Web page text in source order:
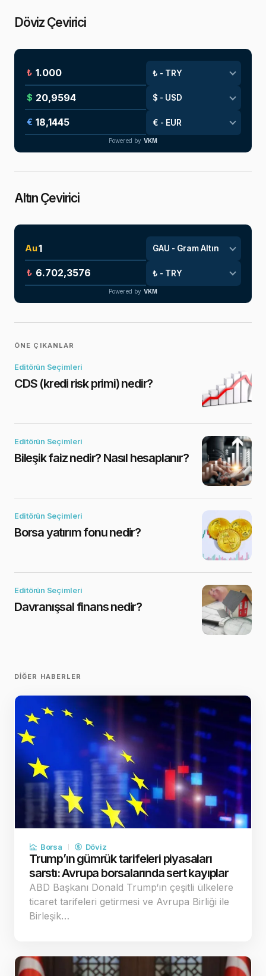
Döviz Çevirici
₺
$
€
Powered by VKM
Altın Çevirici
Au
₺
Powered by VKM
ÖNE ÇIKANLAR
Editörün Seçimleri
CDS (kredi risk primi) nedir?
Editörün Seçimleri
Bileşik faiz nedir? Nasıl hesaplanır?
Editörün Seçimleri
Borsa yatırım fonu nedir?
Editörün Seçimleri
Davranışsal finans nedir?
DIĞER HABERLER
Borsa Döviz
Trump’ın gümrük tarifeleri piyasaları
sarstı: Avrupa borsalarında sert kayıplar
ABD Başkanı Donald Trump‘ın çeşitli ülkelere
ticaret tarifeleri getirmesi ve Avrupa Birliği ile
Birleşik…